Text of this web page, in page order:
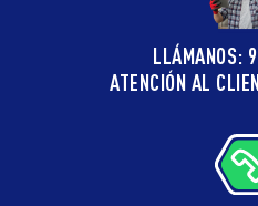
LLÁMANOS:
ATENCIÓN AL